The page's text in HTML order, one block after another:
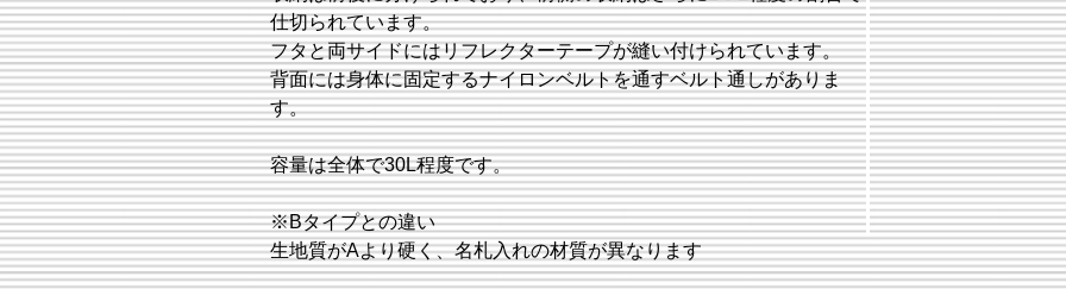
仕切られています。
フタと両サイドにはリフレクターテープが縫い付けられています。
背面には身体に固定するナイロンベルトを通すベルト通しがありま
す。
容量は全体で30L程度です。
※Bタイプとの違い
生地質がAより硬く、名札入れの材質が異なります